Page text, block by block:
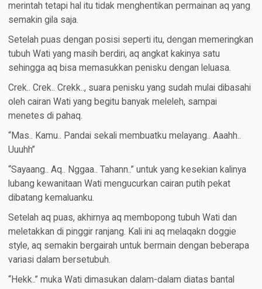
merintah tetapi hal itu tidak menghentikan permainan aq yang
semakin gila saja.
Setelah puas dengan posisi seperti itu, dengan memeringkan
tubuh Wati yang masih berdiri, aq angkat kakinya satu
sehingga aq bisa memasukkan penisku dengan leluasa.
Crek.. Crek.. Crekk.., suara penisku yang sudah mulai dibasahi
oleh cairan Wati yang begitu banyak meleleh, sampai
menetes di pahaq.
“Mas.. Kamu.. Pandai sekali membuatku melayang.. Aaahh..
Uuuhh”
“Sayaang.. Aq.. Nggaa.. Tahann..” untuk yang kesekian kalinya
lubang kewanitaan Wati mengucurkan cairan putih pekat
dibatang kemaluanku.
Setelah aq puas, akhirnya aq membopong tubuh Wati dan
meletakkan di pinggir ranjang. Kali ini aq melaqakn doggie
style, aq semakin bergairah untuk bermain dengan beberapa
variasi dalam bersetubuh.
“Hekk..” muka Wati dimasukan dalam-dalam diatas bantal